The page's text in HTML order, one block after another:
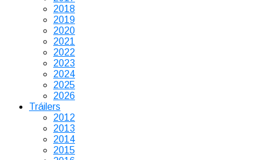
2018
2019
2020
2021
2022
2023
2024
2025
2026
Tráilers
2012
2013
2014
2015